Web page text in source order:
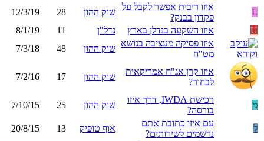
L
איזו ריבית אפשר לקבל על
פקדון בבנק?
שוק ההון 28
12/3/19
U
איזו השקעה בנדלן בארץ נדל"ן 11
8/1/19
איזו פסיקה מעציבה בנושא
מט"ח
שוק ההון 48
7/3/18
איזו קרן אג"ח אמריקאית
לבחור?
שוק ההון 17
7/2/16
מ
רכישת IWDA, דרך איזו
בורסה?
שוק ההון 25
7/10/15
ל
עם איזו כתובת אתם
נרשמים לשירותים?
אוף טופיק 13
20/8/15